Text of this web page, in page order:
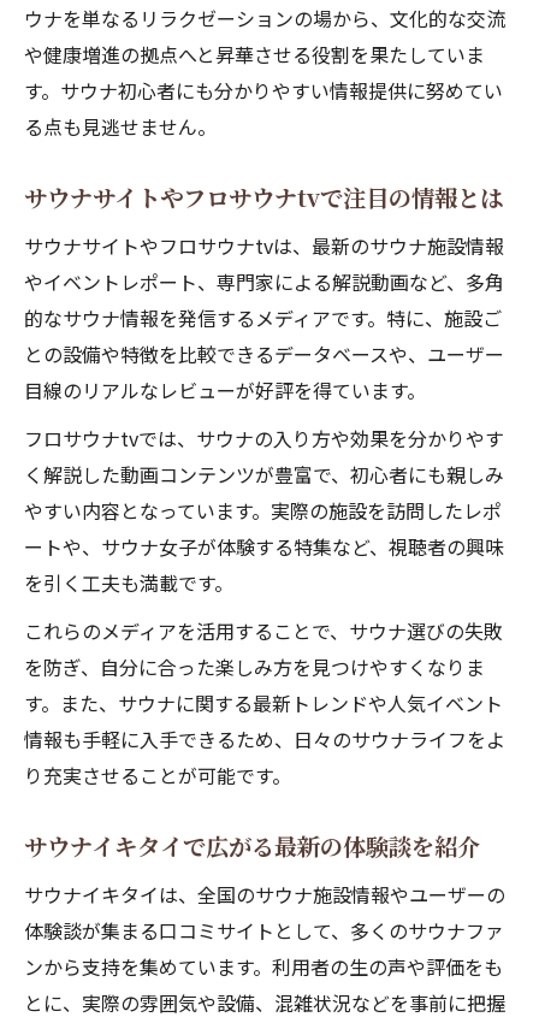
ウナを単なるリラクゼーションの場から、文化的な交流
や健康増進の拠点へと昇華させる役割を果たしていま
す。サウナ初心者にも分かりやすい情報提供に努めてい
る点も見逃せません。
サウナサイトやフロサウナtvで注目の情報とは
サウナサイトやフロサウナtvは、最新のサウナ施設情報
やイベントレポート、専門家による解説動画など、多角
的なサウナ情報を発信するメディアです。特に、施設ご
との設備や特徴を比較できるデータベースや、ユーザー
目線のリアルなレビューが好評を得ています。
フロサウナtvでは、サウナの入り方や効果を分かりやす
く解説した動画コンテンツが豊富で、初心者にも親しみ
やすい内容となっています。実際の施設を訪問したレポ
ートや、サウナ女子が体験する特集など、視聴者の興味
を引く工夫も満載です。
これらのメディアを活用することで、サウナ選びの失敗
を防ぎ、自分に合った楽しみ方を見つけやすくなりま
す。また、サウナに関する最新トレンドや人気イベント
情報も手軽に入手できるため、日々のサウナライフをよ
り充実させることが可能です。
サウナイキタイで広がる最新の体験談を紹介
サウナイキタイは、全国のサウナ施設情報やユーザーの
体験談が集まる口コミサイトとして、多くのサウナファ
ンから支持を集めています。利用者の生の声や評価をも
とに、実際の雰囲気や設備、混雑状況などを事前に把握